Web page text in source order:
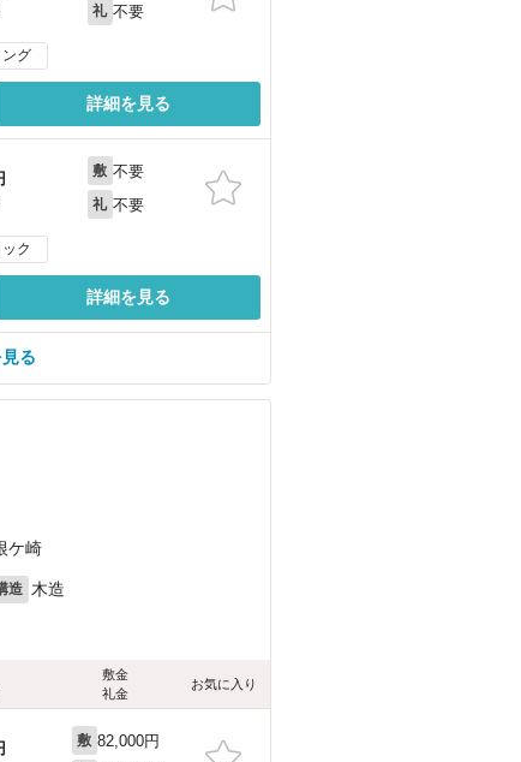
礼 不要
グ
詳細を見る
敷 不要
礼 不要
ク
詳細を見る
る
ケ崎
造 木造
敷金
礼金
お気に入り
敷 82,000円